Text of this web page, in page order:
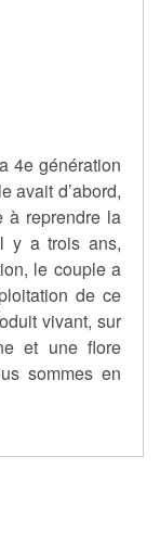
4e génération
avait d’abord,
à reprendre la
y a trois ans,
le couple a
de ce
vivant, sur
et une flore
sommes en